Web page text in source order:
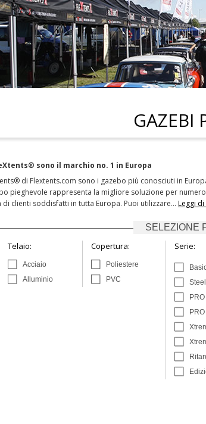
GAZEBI
sono il marchio no. 1 in Europa
di Flextents.com sono i gazebo più conosciuti in
pieghevole rappresenta la migliore soluzione per
clienti soddisfatti in tutta Europa. Puoi utilizzare… Leggi di
SELEZIONE
Telaio:
Acciaio
Alluminio
Copertura:
Poliestere
PVC
Serie:
Steel
PRO
PRO